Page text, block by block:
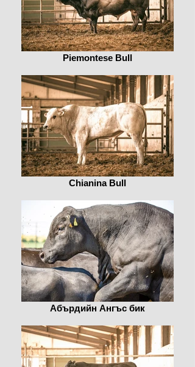
Piemontese Bull
Chianina Bull
Абърдийн Ангъс бик